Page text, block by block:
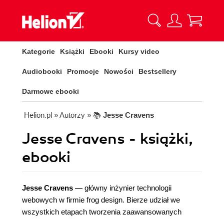
Kategorie Książki Ebooki Kursy video
Audiobooki Promocje Nowości Bestsellery
Darmowe ebooki
Helion.pl » Autorzy » 📚 Jesse Cravens
Jesse Cravens - książki,
ebooki
Jesse Cravens — główny inżynier technologii
webowych w firmie frog design. Bierze udział we
wszystkich etapach tworzenia zaawansowanych